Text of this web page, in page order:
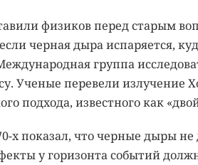
физиков перед старым
черная дыра испаряется,
группа
Ученые перевели излучение
подхода, известного как
х показал, что черные дыры
у горизонта событий